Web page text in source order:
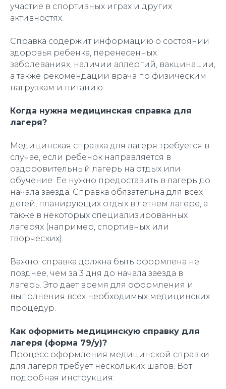
участие в спортивных играх и других
активностях.
Справка содержит информацию о состоянии
здоровья ребенка, перенесенных
заболеваниях, наличии аллергий, вакцинации,
а также рекомендации врача по физическим
нагрузкам и питанию.
Когда нужна медицинская справка для
лагеря?
Медицинская справка для лагеря требуется в
случае, если ребенок направляется в
оздоровительный лагерь на отдых или
обучение. Ее нужно предоставить в лагерь до
начала заезда. Справка обязательна для всех
детей, планирующих отдых в летнем лагере, а
также в некоторых специализированных
лагерях (например, спортивных или
творческих).
Важно: справка должна быть оформлена не
позднее, чем за 3 дня до начала заезда в
лагерь. Это дает время для оформления и
выполнения всех необходимых медицинских
процедур.
Как оформить медицинскую справку для
лагеря (форма 79/у)?
Процесс оформления медицинской справки
для лагеря требует нескольких шагов. Вот
подробная инструкция: